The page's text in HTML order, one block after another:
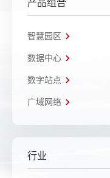
产品组合
智慧园区
数据中心
数字站点
广域网络
行业